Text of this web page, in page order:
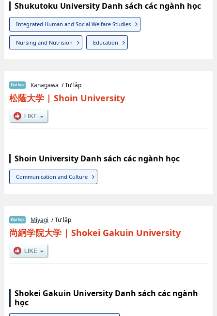
Shukutoku University Danh sách các ngành học
Integrated Human and Social Welfare Studies
Nursing and Nutrision Education
Kanagawa / Tư lập
松蔭大学| Shoin University
Shoin University Danh sách các ngành học
Communication and Culture
Miyagi / Tư lập
尚絅学院大学| Shokei Gakuin University
Shokei Gakuin University Danh sách các ngành
học